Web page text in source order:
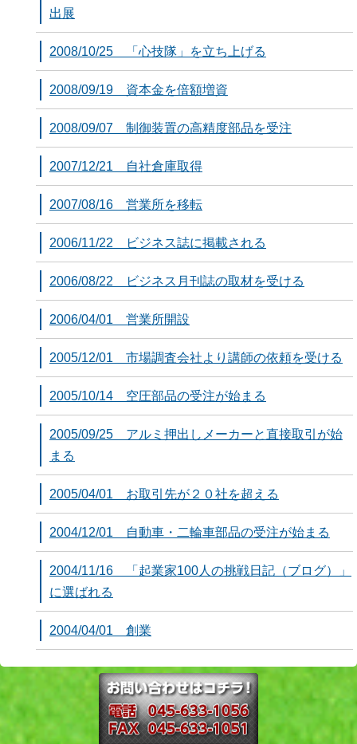
出展
2008/10/25 「心技隊」を立ち上げる
2008/09/19 資本金を倍額増資
2008/09/07 制御装置の高精度部品を受注
2007/12/21 自社倉庫取得
2007/08/16 営業所を移転
2006/11/22 ビジネス誌に掲載される
2006/08/22 ビジネス月刊誌の取材を受ける
2006/04/01 営業所開設
2005/12/01 市場調査会社より講師の依頼を受ける
2005/10/14 空圧部品の受注が始まる
2005/09/25 アルミ押出しメーカーと直接取引が始
まる
2005/04/01 お取引先が２０社を超える
2004/12/01 自動車・二輪車部品の受注が始まる
2004/11/16 「起業家100人の挑戦日記（ブログ）」
に選ばれる
2004/04/01 創業